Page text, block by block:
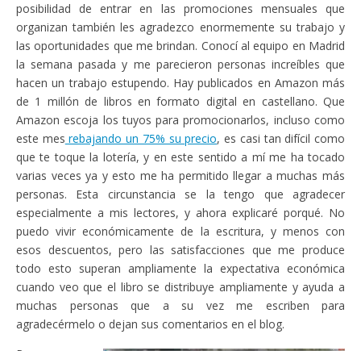
posibilidad de entrar en las promociones mensuales que
organizan también les agradezco enormemente su trabajo y
las oportunidades que me brindan. Conocí al equipo en Madrid
la semana pasada y me parecieron personas increíbles que
hacen un trabajo estupendo. Hay publicados en Amazon más
de 1 millón de libros en formato digital en castellano. Que
Amazon escoja los tuyos para promocionarlos, incluso como
este mes rebajando un 75% su precio, es casi tan difícil como
que te toque la lotería, y en este sentido a mí me ha tocado
varias veces ya y esto me ha permitido llegar a muchas más
personas. Esta circunstancia se la tengo que agradecer
especialmente a mis lectores, y ahora explicaré porqué. No
puedo vivir económicamente de la escritura, y menos con
esos descuentos, pero las satisfacciones que me produce
todo esto superan ampliamente la expectativa económica
cuando veo que el libro se distribuye ampliamente y ayuda a
muchas personas que a su vez me escriben para
agradecérmelo o dejan sus comentarios en el blog.